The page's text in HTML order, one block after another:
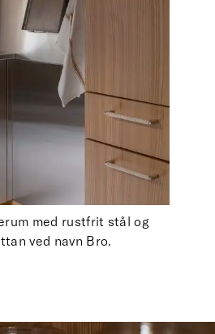
med rustfrit stål og
ved navn Bro.